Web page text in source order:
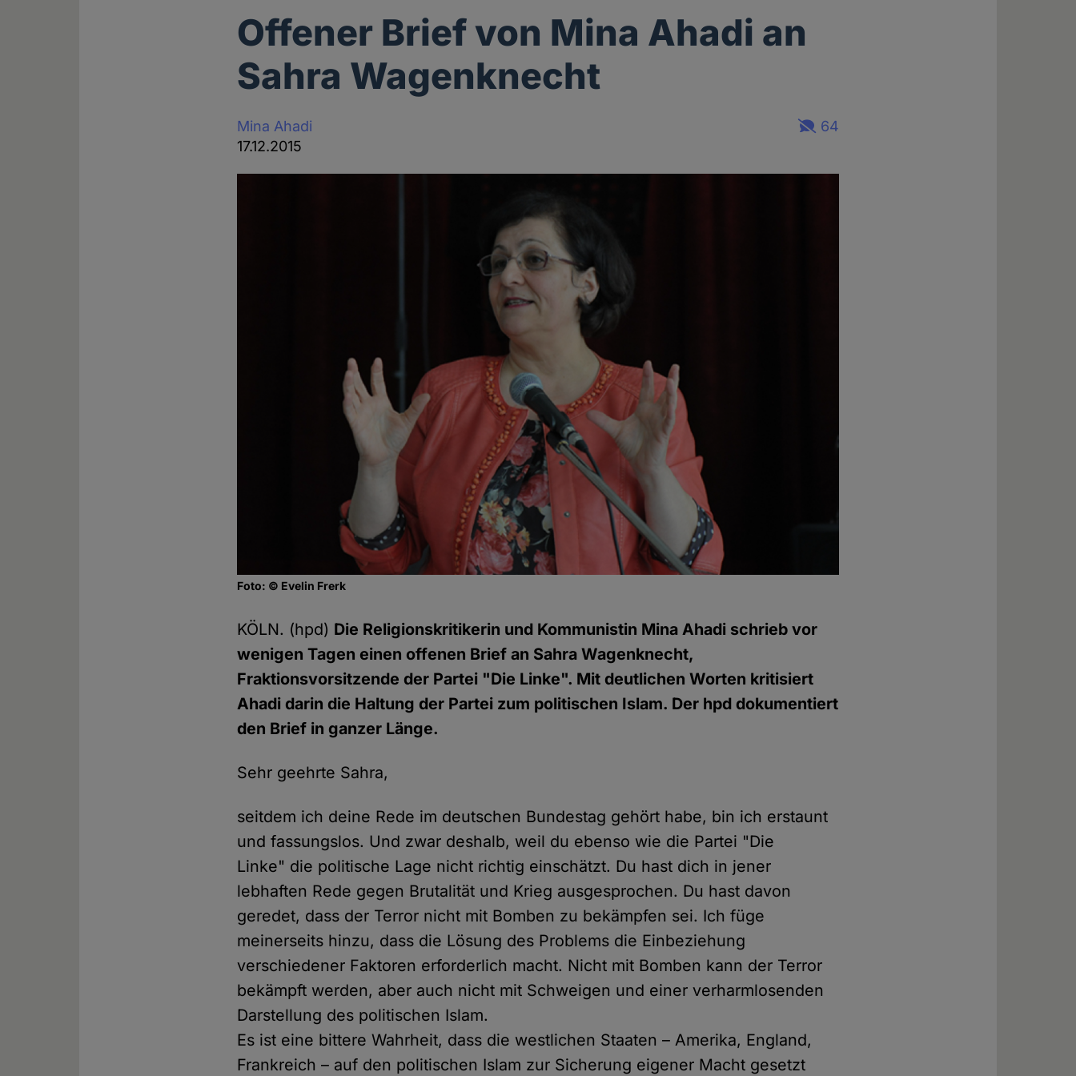
Offener Brief von Mina Ahadi an
Sahra Wagenknecht
Mina Ahadi
17.12.2015
64
Foto: © Evelin Frerk
KÖLN. (hpd) Die Religionskritikerin und Kommunistin Mina Ahadi schrieb vor
wenigen Tagen einen offenen Brief an Sahra Wagenknecht,
Fraktionsvorsitzende der Partei "Die Linke". Mit deutlichen Worten kritisiert
Ahadi darin die Haltung der Partei zum politischen Islam. Der hpd dokumentiert
den Brief in ganzer Länge.
Sehr geehrte Sahra,
seitdem ich deine Rede im deutschen Bundestag gehört habe, bin ich erstaunt
und fassungslos. Und zwar deshalb, weil du ebenso wie die Partei "Die
Linke" die politische Lage nicht richtig einschätzt. Du hast dich in jener
lebhaften Rede gegen Brutalität und Krieg ausgesprochen. Du hast davon
geredet, dass der Terror nicht mit Bomben zu bekämpfen sei. Ich füge
meinerseits hinzu, dass die Lösung des Problems die Einbeziehung
verschiedener Faktoren erforderlich macht. Nicht mit Bomben kann der Terror
bekämpft werden, aber auch nicht mit Schweigen und einer verharmlosenden
Darstellung des politischen Islam.
Es ist eine bittere Wahrheit, dass die westlichen Staaten – Amerika, England,
Frankreich – auf den politischen Islam zur Sicherung eigener Macht gesetzt